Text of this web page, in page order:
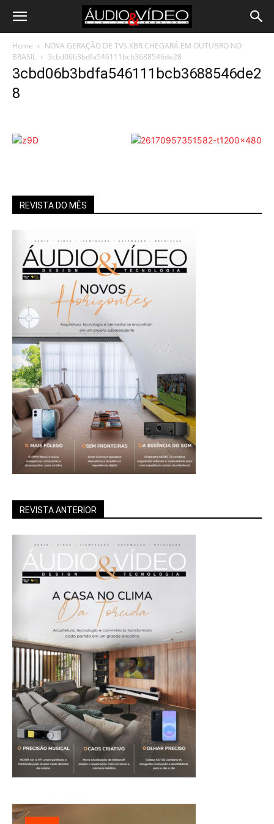
Home
NOVA GERAÇÃO DE TVS XBR CHEGARÁ EM OUTUBRO NO
BRASIL
3cbd06b3bdfa546111bcb3688546de28
3cbd06b3bdfa546111bcb3688546de2
8
REVISTA DO MÊS
REVISTA ANTERIOR